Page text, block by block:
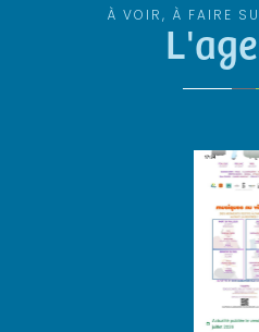
À VOIR, À FAIRE